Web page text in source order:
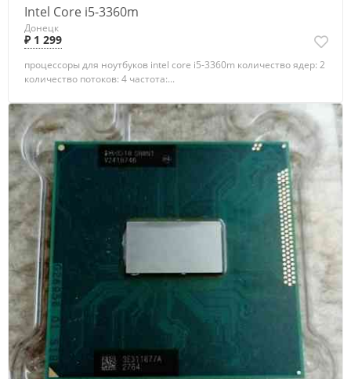
Intel Core i5-3360m
Донецк
₽ 1 299
процессоры для ноутбуков intel core i5-3360m количество ядер: 2
количество потоков: 4 частота:...